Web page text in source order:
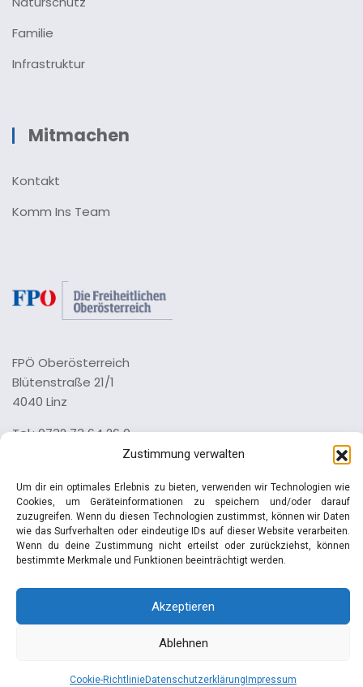
Zustimmung verwalten
Um dir ein optimales Erlebnis zu bieten, verwenden wir Technologien wie
Cookies, um Geräteinformationen zu speichern und/oder darauf
zuzugreifen. Wenn du diesen Technologien zustimmst, können wir Daten
wie das Surfverhalten oder eindeutige IDs auf dieser Website verarbeiten.
Wenn du deine Zustimmung nicht erteilst oder zurückziehst, können
bestimmte Merkmale und Funktionen beeinträchtigt werden.
Akzeptieren
Ablehnen
Cookie-RichtlinieDatenschutzerklärung Impressum
Familie
Infrastruktur
Mitmachen
Kontakt
Komm Ins Team
FPÖ Oberösterreich
Blütenstraße 21/1
4040 Linz
Tel.: 0732 73 64 26 0
Datenschutz
© Manfred Haimbuchner | FPÖ